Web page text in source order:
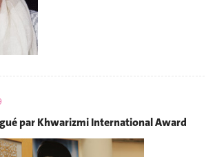
par Khwarizmi International Award